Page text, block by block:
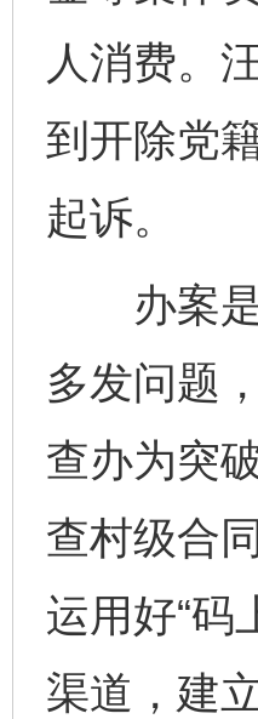
人消费。
到开除党
起诉。
办案是
多发问题
查办为突
查村级合
运用好“码
渠道，建